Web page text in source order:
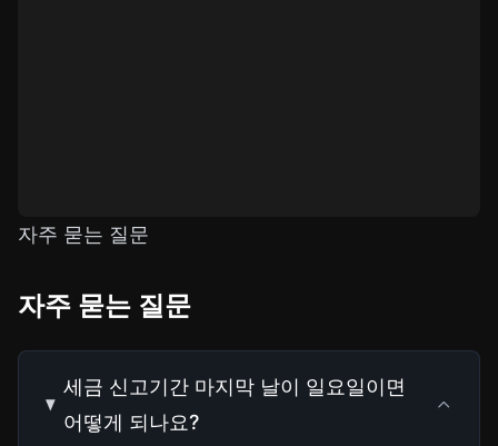
자주 묻는 질문
자주 묻는 질문
세금 신고기간 마지막 날이 일요일이면
어떻게 되나요?